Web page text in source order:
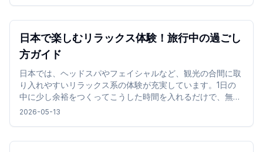
日本で楽しむリラックス体験！旅行中の過ごし
方ガイド
日本では、ヘッドスパやフェイシャルなど、観光の合間に取
り入れやすいリラックス系の体験が充実しています。1日の
中に少し余裕をつくってこうした時間を入れるだけで、無理
なく気分を切り替えながら旅行を楽しめます。
2026-05-13